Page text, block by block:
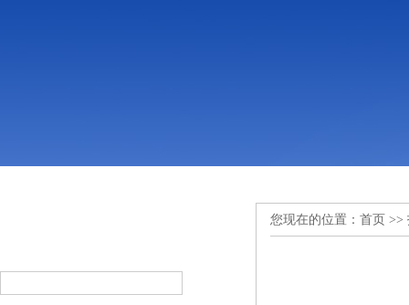
您现在的位置： 首页 >>